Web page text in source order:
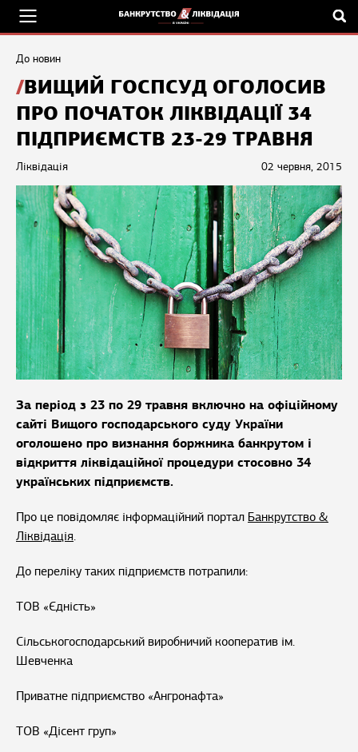
До новин
ВИЩИЙ ГОСПСУД ОГОЛОСИВ
ПРО ПОЧАТОК ЛІКВІДАЦІЇ 34
ПІДПРИЄМСТВ 23-29 ТРАВНЯ
02 червня, 2015
Ліквідація
За період з 23 по 29 травня включно на офіційному
сайті Вищого господарського суду України
оголошено про визнання боржника банкрутом і
відкриття ліквідаційної процедури стосовно 34
українських підприємств.
Про це повідомляє інформаційний портал Банкрутство &
Ліквідація.
До переліку таких підприємств потрапили:
ТОВ «Єдність»
Сільськогосподарський виробничий кооператив ім.
Шевченка
Приватне підприємство «Ангронафта»
ТОВ «Дісент груп»